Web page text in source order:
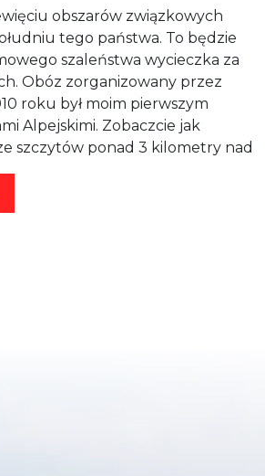
obszarów związkowych
tego państwa. To będzie
szaleństwa wycieczka za
Obóz zorganizowany przez
roku był moim pierwszym
Alpejskimi. Zobaczcie jak
szczytów ponad 3 kilometry nad